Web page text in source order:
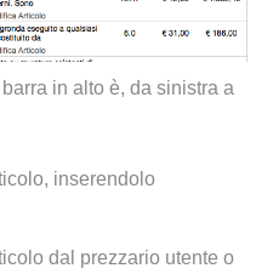
in alto è, da sinistra a
inserendolo
dal prezzario utente o